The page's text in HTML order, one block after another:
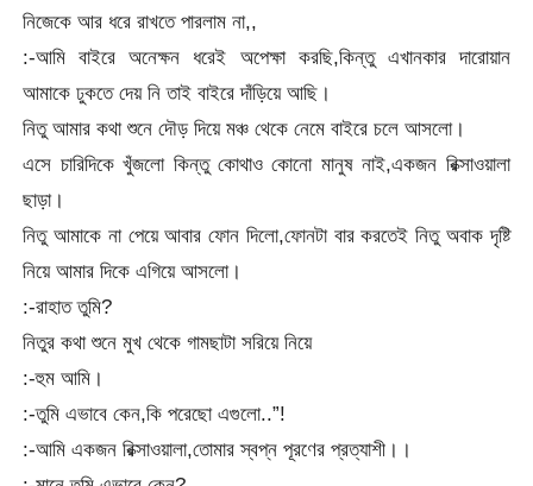
নিজেকে আর ধরে রাখতে পারলাম না,,
:-আমি বাইরে অনেক্ষন ধরেই অপেক্ষা করছি,কিন্তু এখানকার দারোয়ান
আমাকে ঢুকতে দেয় নি তাই বাইরে দাঁড়িয়ে আছি।
নিতু আমার কথা শুনে দৌড় দিয়ে মঞ্চ থেকে নেমে বাইরে চলে আসলো।
এসে চারিদিকে খুঁজলো কিন্তু কোথাও কোনো মানুষ নাই,একজন রিক্সাওয়ালা
ছাড়া।
নিতু আমাকে না পেয়ে আবার ফোন দিলো,ফোনটা বার করতেই নিতু অবাক দৃষ্টি
নিয়ে আমার দিকে এগিয়ে আসলো।
:-রাহাত তুমি?
নিতুর কথা শুনে মুখ থেকে গামছাটা সরিয়ে নিয়ে
:-হুম আমি।
:-তুমি এভাবে কেন,কি পরেছো এগুলো..”!
:-আমি একজন রিক্সাওয়ালা,তোমার স্বপ্ন পূরণের প্রত্যাশী।।